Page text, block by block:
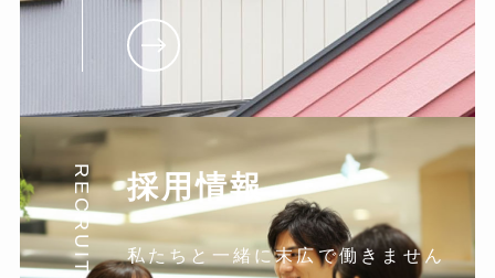
RECRUIT 採用情報
私たちと一緒に末広で働きません